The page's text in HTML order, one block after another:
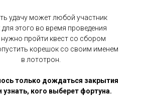
удачу может любой участник
для этого во время проведения
нужно пройти квест со сбором
корешок со своим именем
в лототрон.
только дождаться закрытия
кого выберет фортуна.